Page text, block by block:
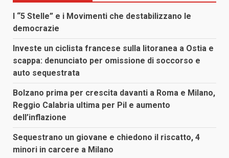
I “5 Stelle” e i Movimenti che destabilizzano le
democrazie
Investe un ciclista francese sulla litoranea a Ostia e
scappa: denunciato per omissione di soccorso e
auto sequestrata
Bolzano prima per crescita davanti a Roma e Milano,
Reggio Calabria ultima per Pil e aumento
dell’inflazione
Sequestrano un giovane e chiedono il riscatto, 4
minori in carcere a Milano